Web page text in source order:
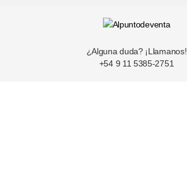
¿Alguna duda? ¡Llamanos!
+54 9 11 5385-2751